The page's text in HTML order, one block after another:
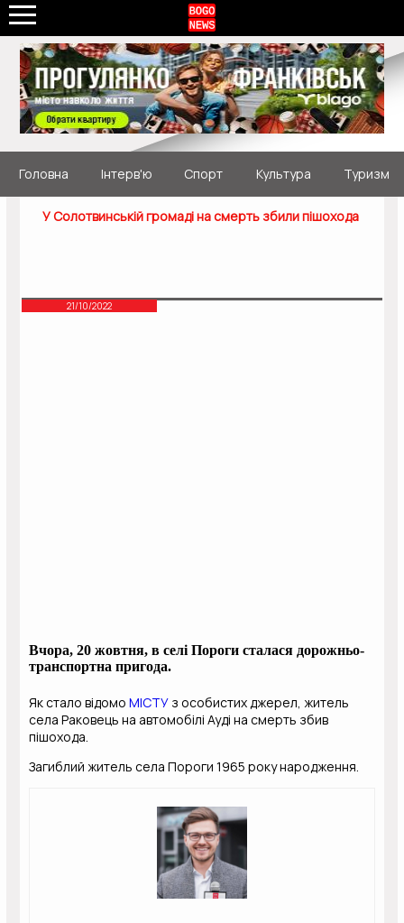
Головна Інтерв'ю Спорт Культура Туризм
У Солотвинській громаді на смерть збили пішохода
21/10/2022
Вчора, 20 жовтня, в селі Пороги сталася дорожньо-
транспортна пригода.
Як стало відомоМІСТУ з особистих джерел, житель
села Раковець на автомобілі Ауді на смерть збив
пішохода.
Загиблий житель села Пороги 1965 року народження.